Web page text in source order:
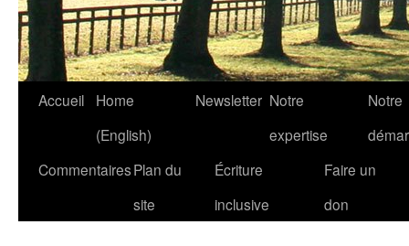
Aller
contenu
Accueil
Home
(English)
Newsletter Notre
expertise
Notre
CommentairesPlan du
site
Écriture
inclusive
Faire un
don